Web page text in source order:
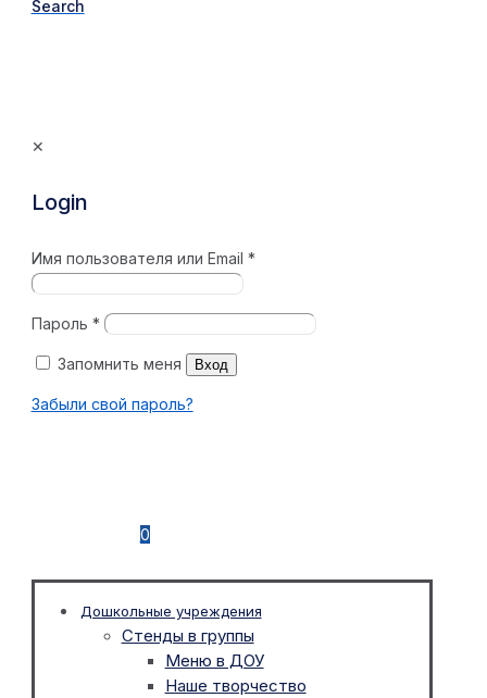
Search
✕
Login
Имя пользователя или Email *
Пароль *
Запомнить меня Вход
Забыли свой пароль?
0
Дошкольные учреждения
Стенды в группы
Меню в ДОУ
Наше творчество